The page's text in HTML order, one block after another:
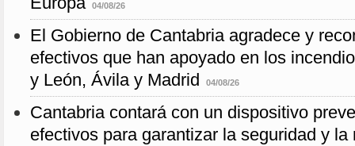
04/08/26
El Gobierno de Cantabria agradece y
efectivos que han apoyado en los
y León, Ávila y Madrid
04/08/26
Cantabria contará con un dispositivo
efectivos para garantizar la seguridad y